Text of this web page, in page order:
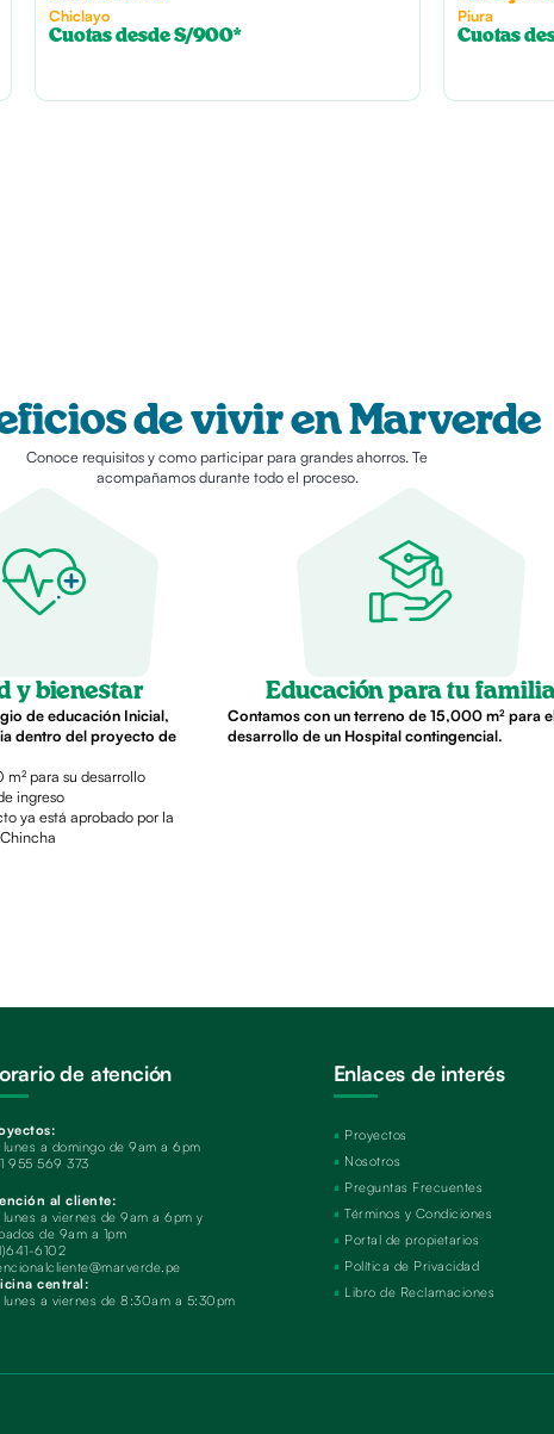
Chiclayo
Cuotas desde S/900*
Piura
Cuotas
de vivir en Marverde
Conoce requisitos y como participar para grandes ahorros. Te
acompañamos durante todo el proceso.
y bienestar
de educación Inicial,
dentro del proyecto de
para su desarrollo
ingreso
ya está aprobado por la
Educación para tu
Contamos con un terreno de 15,000 m² para
desarrollo de un Hospital contingencial.
de atención
lunes a domingo de 9am a 6pm
955 569 373
al cliente:
lunes a viernes de 9am a 6pm y
de 9am a 1pm
6102
central:
lunes a viernes de 8:30am a 5:30pm
Enlaces de interés
Proyectos
Nosotros
Preguntas Frecuentes
Términos y Condiciones
Portal de propietarios
Política de Privacidad
Libro de Reclamaciones